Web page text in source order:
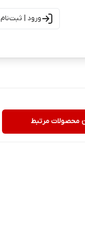
ورود | ثبت‌نام
محصولات مرتبط